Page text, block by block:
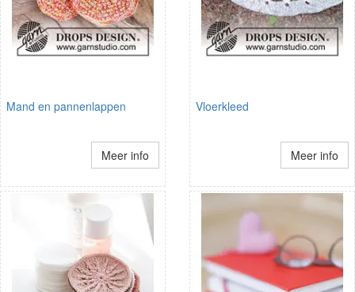
Mand en pannenlappen
Meer info
Vloerkleed
Meer info